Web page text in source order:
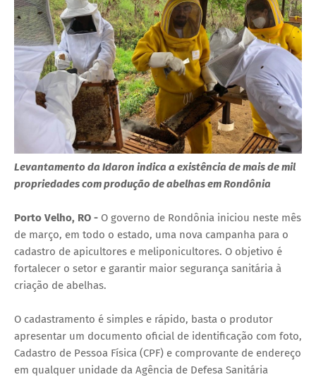
Levantamento da Idaron indica a existência de mais de mil
propriedades com produção de abelhas em Rondônia
Porto Velho, RO - O governo de Rondônia iniciou neste mês
de março, em todo o estado, uma nova campanha para o
cadastro de apicultores e meliponicultores. O objetivo é
fortalecer o setor e garantir maior segurança sanitária à
criação de abelhas.
O cadastramento é simples e rápido, basta o produtor
apresentar um documento oficial de identificação com foto,
Cadastro de Pessoa Física (CPF) e comprovante de endereço
em qualquer unidade da Agência de Defesa Sanitária